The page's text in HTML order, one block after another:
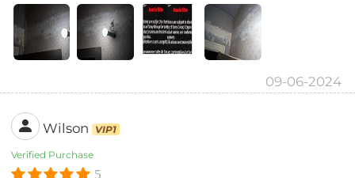
09-06-2024
Wilson VIP1
Verified Purchase
5